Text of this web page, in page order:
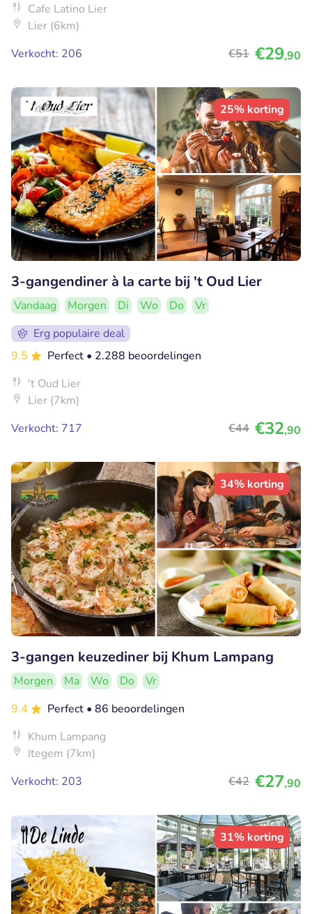
Cafe Latino Lier
Lier (6km)
Verkocht: 206
€51 €29,90
25% korting
3-gangendiner à la carte bij 't Oud Lier
Vandaag Morgen Di Wo Do
Vr
Erg populaire deal
9.5
Perfect • 2.288 beoordelingen
't Oud Lier
Lier (7km)
Verkocht: 717
€44 €32,90
34% korting
3-gangen keuzediner bij Khum Lampang
Morgen Ma Wo Do
Vr
9.4
Perfect • 86 beoordelingen
Khum Lampang
Itegem (7km)
Verkocht: 203
€42 €27,90
31% korting